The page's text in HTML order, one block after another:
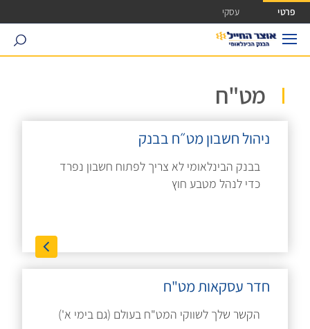
גישה ישירה לכפתור כניסה לחשבונך
פרטי עסקי
search
מט"ח
ניהול חשבון מט״ח בבנק
בבנק הבינלאומי לא צריך לפתוח חשבון נפרד
כדי לנהל מטבע חוץ
חדר עסקאות מט"ח
הקשר שלך לשווקי המט"ח בעולם (גם בימי א')